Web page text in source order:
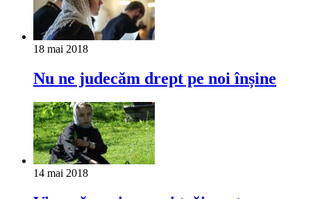
18 mai 2018
Nu ne judecăm drept pe noi înșine
14 mai 2018